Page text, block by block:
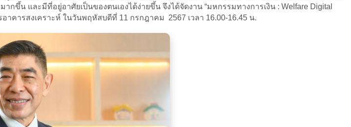
ขึ้น และมีที่อยู่อาศัยเป็นของตนเองได้ง่ายขึ้น จึงได้จัดงาน “มหกรรมทางการเงิน : Welfare Digital
าคารสงเคราะห์ ในวันพฤหัสบดีที่ 11 กรกฎาคม 2567 เวลา 16.00-16.45 น.